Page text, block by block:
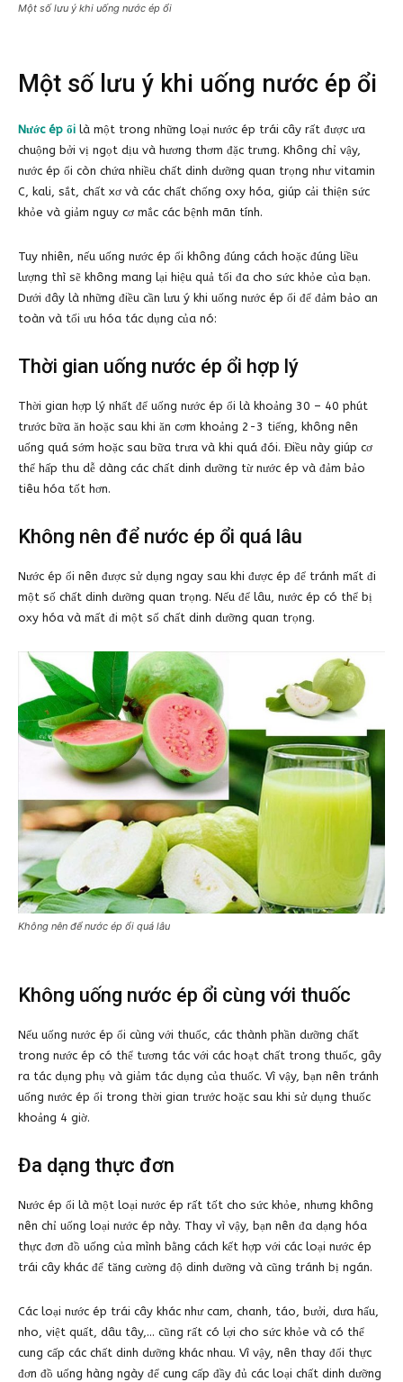
Một số lưu ý khi uống nước ép ổi
Một số lưu ý khi uống nước ép ổi
Nước ép ổi là một trong những loại nước ép trái cây rất được ưa
chuộng bởi vị ngọt dịu và hương thơm đặc trưng. Không chỉ vậy,
nước ép ổi còn chứa nhiều chất dinh dưỡng quan trọng như vitamin
C, kali, sắt, chất xơ và các chất chống oxy hóa, giúp cải thiện sức
khỏe và giảm nguy cơ mắc các bệnh mãn tính.
Tuy nhiên, nếu uống nước ép ổi không đúng cách hoặc đúng liều
lượng thì sẽ không mang lại hiệu quả tối đa cho sức khỏe của bạn.
Dưới đây là những điều cần lưu ý khi uống nước ép ổi để đảm bảo an
toàn và tối ưu hóa tác dụng của nó:
Thời gian uống nước ép ổi hợp lý
Thời gian hợp lý nhất để uống nước ép ổi là khoảng 30 – 40 phút
trước bữa ăn hoặc sau khi ăn cơm khoảng 2-3 tiếng, không nên
uống quá sớm hoặc sau bữa trưa và khi quá đói. Điều này giúp cơ
thể hấp thu dễ dàng các chất dinh dưỡng từ nước ép và đảm bảo
tiêu hóa tốt hơn.
Không nên để nước ép ổi quá lâu
Nước ép ổi nên được sử dụng ngay sau khi được ép để tránh mất đi
một số chất dinh dưỡng quan trọng. Nếu để lâu, nước ép có thể bị
oxy hóa và mất đi một số chất dinh dưỡng quan trọng.
Không nên để nước ép ổi quá lâu
Không uống nước ép ổi cùng với thuốc
Nếu uống nước ép ổi cùng với thuốc, các thành phần dưỡng chất
trong nước ép có thể tương tác với các hoạt chất trong thuốc, gây
ra tác dụng phụ và giảm tác dụng của thuốc. Vì vậy, bạn nên tránh
uống nước ép ổi trong thời gian trước hoặc sau khi sử dụng thuốc
khoảng 4 giờ.
Đa dạng thực đơn
Nước ép ổi là một loại nước ép rất tốt cho sức khỏe, nhưng không
nên chỉ uống loại nước ép này. Thay vì vậy, bạn nên đa dạng hóa
thực đơn đồ uống của mình bằng cách kết hợp với các loại nước ép
trái cây khác để tăng cường độ dinh dưỡng và cũng tránh bị ngán.
Các loại nước ép trái cây khác như cam, chanh, táo, bưởi, dưa hấu,
nho, việt quất, dâu tây,… cũng rất có lợi cho sức khỏe và có thể
cung cấp các chất dinh dưỡng khác nhau. Vì vậy, nên thay đổi thực
đơn đồ uống hàng ngày để cung cấp đầy đủ các loại chất dinh dưỡng